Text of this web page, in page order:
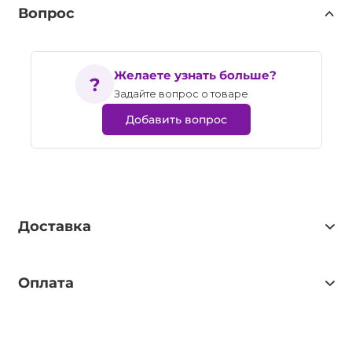
Вопрос
Желаете узнать больше?
Задайте вопрос о товаре
Добавить вопрос
Доставка
Оплата